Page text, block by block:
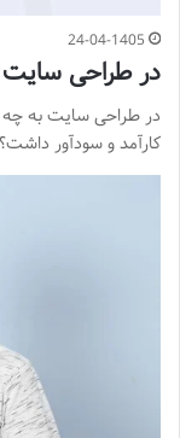
24-04-1405
در طراحی سایت
در طراحی سایت به چه
کارآمد و سودآور